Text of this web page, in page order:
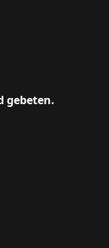
gebeten.